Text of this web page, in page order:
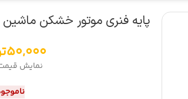
پایه فنری موتور خشکن ماشین
50,000
نمایش